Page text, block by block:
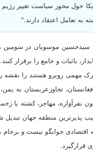
انقلاب تا 1392، حاکمیت آمریکا حول
به تعامل اعتقاد دارند."
سیدحسین موسویان در سومین
باثبات و جامع را برقرار کنند.
مهمی روبرو هستند را نقشه
تجاوزعربستان به
نفرآواره، مهاجر، کشته یا
منطقه جهان تبدیل
جوابگو نیست و برجام
قرارگیرد.